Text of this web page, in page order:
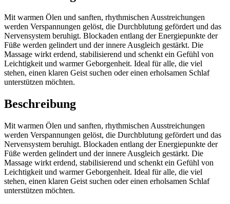
Mit warmen Ölen und sanften, rhythmischen Ausstreichungen
werden Verspannungen gelöst, die Durchblutung gefördert und das
Nervensystem beruhigt. Blockaden entlang der Energiepunkte der
Füße werden gelindert und der innere Ausgleich gestärkt. Die
Massage wirkt erdend, stabilisierend und schenkt ein Gefühl von
Leichtigkeit und warmer Geborgenheit. Ideal für alle, die viel
stehen, einen klaren Geist suchen oder einen erholsamen Schlaf
unterstützen möchten.
Beschreibung
Mit warmen Ölen und sanften, rhythmischen Ausstreichungen
werden Verspannungen gelöst, die Durchblutung gefördert und das
Nervensystem beruhigt. Blockaden entlang der Energiepunkte der
Füße werden gelindert und der innere Ausgleich gestärkt. Die
Massage wirkt erdend, stabilisierend und schenkt ein Gefühl von
Leichtigkeit und warmer Geborgenheit. Ideal für alle, die viel
stehen, einen klaren Geist suchen oder einen erholsamen Schlaf
unterstützen möchten.